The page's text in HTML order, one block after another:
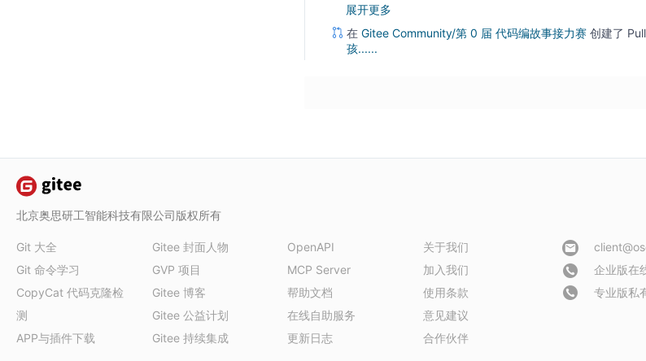
展开更多
在 Gitee Community/第 0 届 代码编故事接力赛创建了
孩......
北京奥思研工智能科技有限公司版权所有
Git 大全
Git 命令学习
CopyCat 代码克隆检
测
APP与插件下载
Gitee 封面人物
GVP 项目
Gitee 博客
Gitee 公益计划
Gitee 持续集成
OpenAPI
MCP Server
帮助文档
在线自助服务
更新日志
关于我们
加入我们
使用条款
意见建议
合作伙伴
企业版在
专业版私